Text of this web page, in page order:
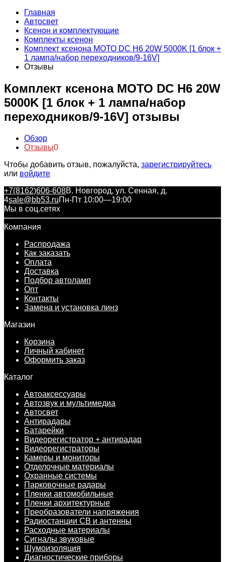
Главная
Автосвет
Ксенон и комплектующие
Комплекты ксенон
Комплект ксенона МОТО DC H6 20W 5000K [1 блок +
1 лампа/набор переходников/9-16V]
Отзывы
Комплект ксенона МОТО DC H6 20W
5000K [1 блок + 1 лампа/набор
переходников/9-16V] отзывы
Обзор
Отзывы0
Чтобы добавить отзыв, пожалуйста, зарегистрируйтесь
или войдите
+7(8162)606-608В. Новгород, ул. Сенная, д.
4sale@bb53.ruПн-Пт 10:00—19:00
Мы в соц.сетях
Компания
Распродажа
Как заказать
Оплата
Доставка
Подбор автоламп
Опт
Контакты
Замена и установка линз
Магазин
Корзина
Личный кабинет
Оформить заказ
Каталог
Автоаксессуары
Автозвук и мультимедиа
Автосвет
Антирадары
Батарейки
Видеорегистратор + антирадар
Видеорегистраторы
Камеры и мониторы
Отделочные материалы
Охранные системы
Парковочные радары
Пленки автомобильные
Пленки архитектурные
Преобразователи напряжения
Радиостанции CB и антенны
Расходные материалы
Сигналы звуковые
Шумоизоляция
Диагностические приборы